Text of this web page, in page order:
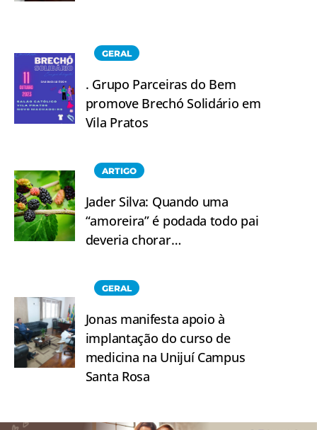
GERAL
. Grupo Parceiras do Bem
promove Brechó Solidário em
Vila Pratos
ARTIGO
Jader Silva: Quando uma
“amoreira” é podada todo pai
deveria chorar…
GERAL
Jonas manifesta apoio à
implantação do curso de
medicina na Unijuí Campus
Santa Rosa